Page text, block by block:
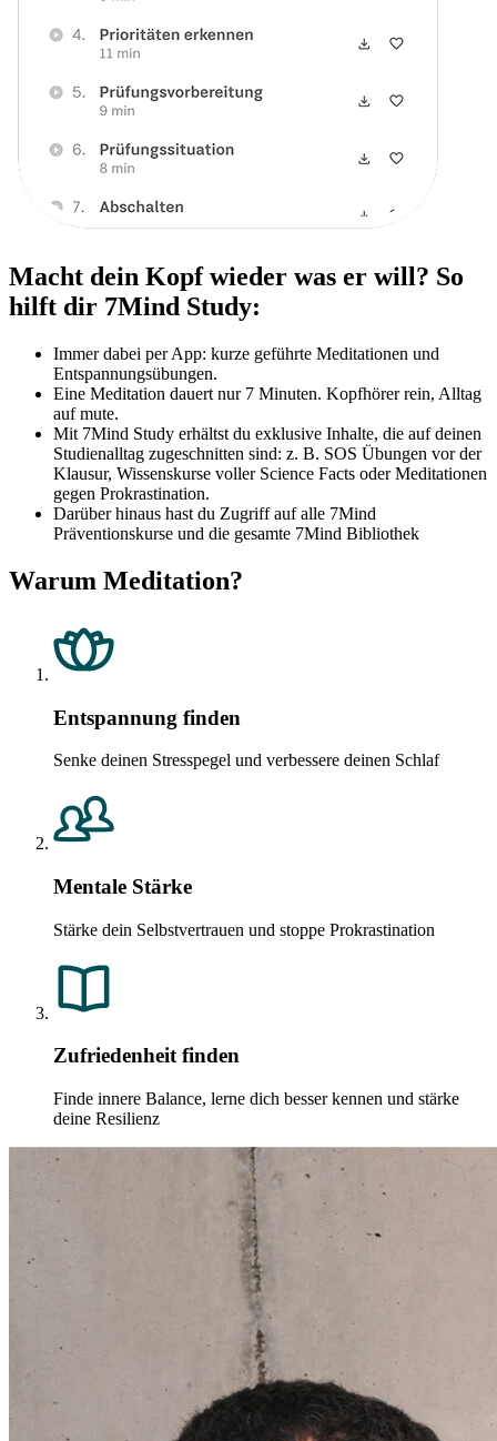
Macht dein Kopf wieder was er will? So
hilft dir 7Mind Study:
Immer dabei per App: kurze geführte Meditationen und
Entspannungsübungen.
Eine Meditation dauert nur 7 Minuten. Kopfhörer rein, Alltag
auf mute.
Mit 7Mind Study erhältst du exklusive Inhalte, die auf deinen
Studienalltag zugeschnitten sind: z. B. SOS Übungen vor der
Klausur, Wissenskurse voller Science Facts oder Meditationen
gegen Prokrastination.
Darüber hinaus hast du Zugriff auf alle 7Mind
Präventionskurse und die gesamte 7Mind Bibliothek
Warum Meditation?
Entspannung finden
Senke deinen Stresspegel und verbessere deinen Schlaf
Mentale Stärke
Stärke dein Selbstvertrauen und stoppe Prokrastination
Zufriedenheit finden
Finde innere Balance, lerne dich besser kennen und stärke
deine Resilienz